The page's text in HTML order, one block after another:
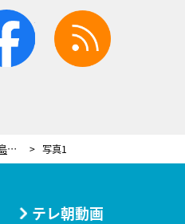
facebook
東京の夢の島で40年マリンライフを楽しむ達人 相棒はひとめぼれした美しい愛艇 写真1
テレ朝動画